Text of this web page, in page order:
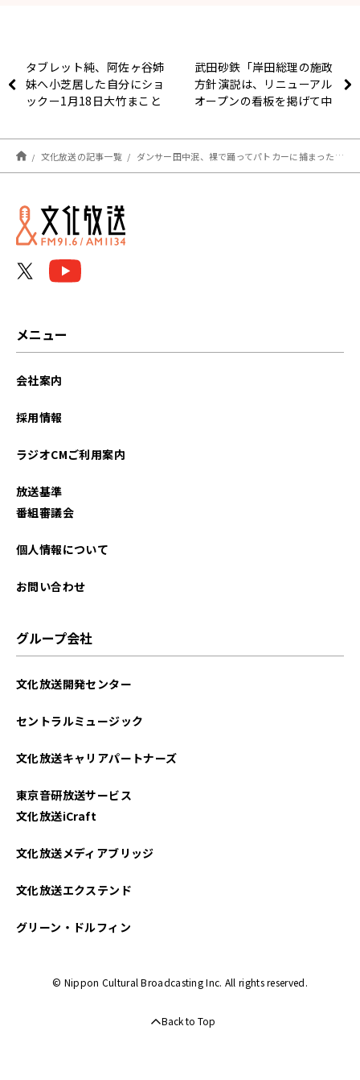
タブレット純、阿佐ヶ谷姉
妹へ小芝居した自分にショ
ックー1月18日大竹まこと
武田砂鉄「岸田総理の施政
方針演説は、リニューアル
オープンの看板を掲げて中
う」―1月18日大竹まこと
ゴールデンラジオ
文化放送の記事一覧 ダンサー田中泯、裸で踊ってパトカーに捕まったエピソードを語るー1月18日大竹まことゴールデンラジオ
メニュー
会社案内
採用情報
ラジオCMご利用案内
放送基準
番組審議会
個人情報について
お問い合わせ
グループ会社
文化放送開発センター
セントラルミュージック
文化放送キャリアパートナーズ
東京音研放送サービス
文化放送iCraft
文化放送メディアブリッジ
文化放送エクステンド
グリーン・ドルフィン
© Nippon Cultural Broadcasting Inc. All rights reserved.
Back to Top